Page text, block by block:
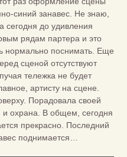
синий занавес. Не знаю,
сегодня до удивления
рядам партера и это
нормально поснимать. Еще
сценой отсутствуют
тележка не будет
артисту на сцене.
Порадовала своей
и охрана. В общем, сегодня
прекрасно. Последний
поднимается…